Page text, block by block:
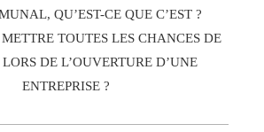
QU’EST-CE QUE C’EST ?
TOUTES LES CHANCES DE
DE L’OUVERTURE D’UNE
ENTREPRISE ?